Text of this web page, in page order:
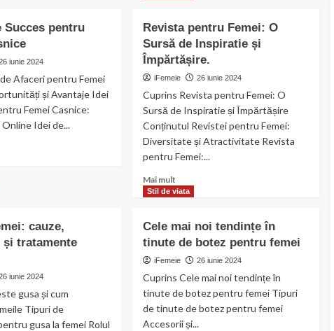
pentru
sănătatea
femeilor.
Succes pentru
iunie 2024
Afaceri pentru Femei
și Avantaje Idei
Femei Casnice:
Idei de...
Revista pentru Femei: O
Sursă de Inspiratie și
Împărtășire.
iFemeie 26 iunie 2024
Cuprins Revista pentru Femei: O
Sursă de Inspiratie și Împărtășire
Conținutul Revistei pentru Femei:
Diversitate și Atractivitate Revista
pentru Femei:...
Mai multRead
more
pentru
Femei:
O
de
Inspiratie
și
Împărtășire.
cauze,
și tratamente
iunie 2024
gusa și cum
Tipuri de
gusa la femei Rolul
Stil de viata
Cele mai noi tendințe în
tinute de botez pentru femei
iFemeie 26 iunie 2024
Cuprins Cele mai noi tendințe în
tinute de botez pentru femei Tipuri
de tinute de botez pentru femei
Accesorii și...